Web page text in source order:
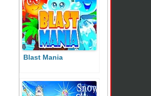
Blast Mania